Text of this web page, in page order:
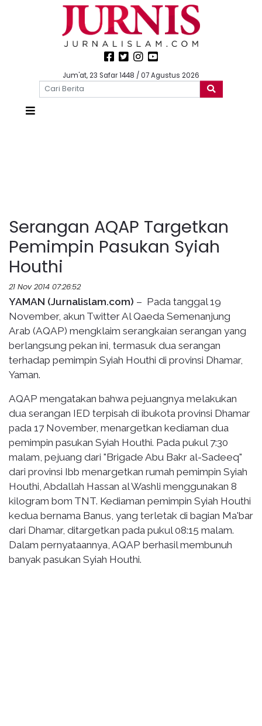
Jum'at, 23 Safar 1448 / 07 Agustus 2026
Serangan AQAP Targetkan
Pemimpin Pasukan Syiah
Houthi
21 Nov 2014 07:26:52
YAMAN (Jurnalislam.com) – Pada tanggal 19
November, akun Twitter Al Qaeda Semenanjung
Arab (AQAP) mengklaim serangkaian serangan yang
berlangsung pekan ini, termasuk dua serangan
terhadap pemimpin Syiah Houthi di provinsi Dhamar,
Yaman.
AQAP mengatakan bahwa pejuangnya melakukan
dua serangan IED terpisah di ibukota provinsi Dhamar
pada 17 November, menargetkan kediaman dua
pemimpin pasukan Syiah Houthi. Pada pukul 7:30
malam, pejuang dari "Brigade Abu Bakr al-Sadeeq"
dari provinsi Ibb menargetkan rumah pemimpin Syiah
Houthi, Abdallah Hassan al Washli menggunakan 8
kilogram bom TNT. Kediaman pemimpin Syiah Houthi
kedua bernama Banus, yang terletak di bagian Ma'bar
dari Dhamar, ditargetkan pada pukul 08:15 malam.
Dalam pernyataannya, AQAP berhasil membunuh
banyak pasukan Syiah Houthi.